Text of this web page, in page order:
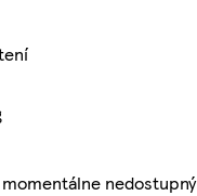
nedostupný